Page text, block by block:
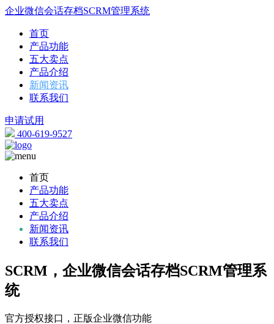
企业微信会话存档SCRM管理系统
首页
产品功能
五大卖点
产品介绍
新闻资讯
联系我们
申请试用
400-619-9527
首页
产品功能
五大卖点
产品介绍
新闻资讯
联系我们
SCRM，企业微信会话存档SCRM管理系
统
官方授权接口，正版企业微信功能